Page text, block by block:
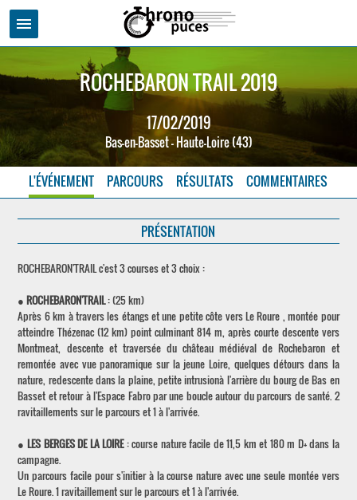
menu
ROCHEBARON TRAIL 2019
17/02/2019
Bas-en-Basset - Haute-Loire (43)
L'ÉVÉNEMENT PARCOURS RÉSULTATS COMMENTAIRES
PRÉSENTATION
ROCHEBARON'TRAIL c'est 3 courses et 3 choix :
●ROCHEBARON'TRAIL: (25 km)
Après 6 km à travers les étangs et une petite côte vers Le Roure , montée pour
atteindre Thézenac (12 km) point culminant 814 m, après courte descente vers
Montmeat, descente et traversée du château médiéval de Rochebaron et
remontée avec vue panoramique sur la jeune Loire, quelques détours dans la
nature, redescente dans la plaine, petite intrusionà l'arrière du bourg de Bas en
Basset et retour à l'Espace Fabro par une boucle autour du parcours de santé. 2
ravitaillements sur le parcours et 1 à l'arrivée.
●LES BERGES DE LA LOIRE: course nature facile de 11,5 km et 180 m D+ dans la
campagne.
Un parcours facile pour s'initier à la course nature avec une seule montée vers
Le Roure. 1 ravitaillement sur le parcours et 1 à l'arrivée.